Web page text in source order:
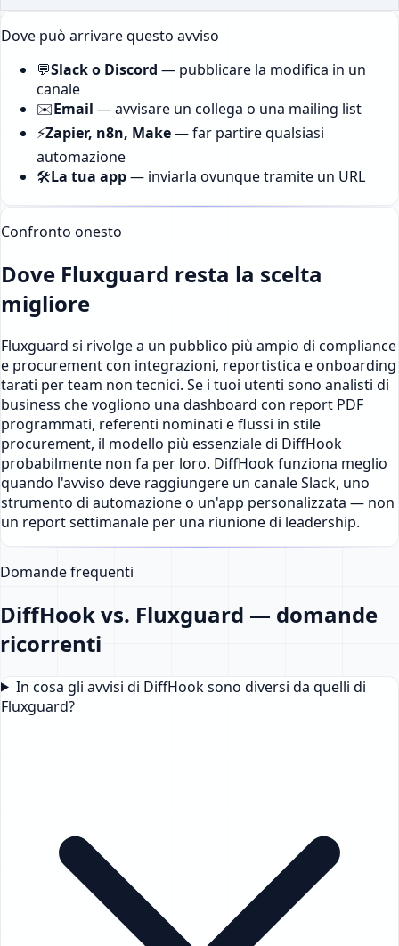
Dove può arrivare questo avviso
💬Slack o Discord — pubblicare la modifica in un
canale
✉️Email —avvisare un collega o una mailing list
⚡Zapier, n8n, Make—far partire qualsiasi
automazione
🛠️La tua app— inviarla ovunque tramite un URL
Confronto onesto
Dove Fluxguard resta la scelta
migliore
Fluxguard si rivolge a un pubblico più ampio di compliance
e procurement con integrazioni, reportistica e onboarding
tarati per team non tecnici. Se i tuoi utenti sono analisti di
business che vogliono una dashboard con report PDF
programmati, referenti nominati e flussi in stile
procurement, il modello più essenziale di DiffHook
probabilmente non fa per loro. DiffHook funziona meglio
quando l'avviso deve raggiungere un canale Slack, uno
strumento di automazione o un'app personalizzata — non
un report settimanale per una riunione di leadership.
Domande frequenti
DiffHook vs. Fluxguard — domande
ricorrenti
In cosa gli avvisi di DiffHook sono diversi da quelli di
Fluxguard?